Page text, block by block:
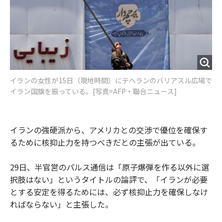
イランの女性が15日（現地時間）にテヘランのバリアスル広場で
イラン国旗を振っている。[写真=AFP・聯合ニュース]
イランの強硬派から、アメリカとの交渉で優位を確保す
るために核抑止力を持つべきだとの主張が出ている。
29日、半官営のパルス通信は「原子爆弾を作る以外に選
択肢はない」というタイトルの論評で、「イランが必要
とする安定を得るためには、必ず核抑止力を確保しなけ
ればならない」と主張した。